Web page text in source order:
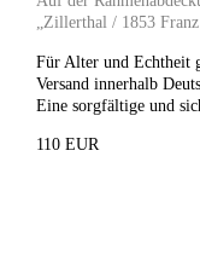
„Zillerthal / 1853
Für Alter und Echtheit
Versand innerhalb
Eine sorgfältige und
110 EUR